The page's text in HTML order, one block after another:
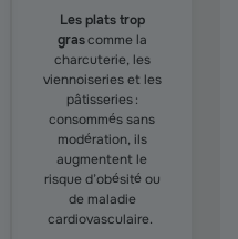
Les plats trop
grascomme la
charcuterie, les
viennoiseries et les
pâtisseries :
consommés sans
modération, ils
augmentent le
risque d’obésité ou
de maladie
cardiovasculaire.